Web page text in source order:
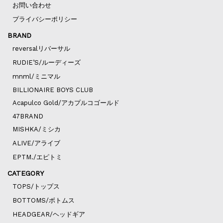
お問い合わせ
プライバシーポリシー
BRAND
reversalリバーサル
RUDIE’S/ルーディーズ
mnml/ミニマル
BILLIONAIRE BOYS CLUB
Acapulco Gold/アカプルコゴールド
47BRAND
MISHKA/ミシカ
ALIVE/アライブ
EPTM./エピトミ
CATEGORY
TOPS/トップス
BOTTOMS/ボトムス
HEADGEAR/ヘッドギア